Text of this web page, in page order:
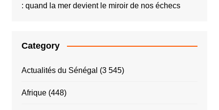
: quand la mer devient le miroir de nos échecs
Category
Actualités du Sénégal (3 545)
Afrique(448)